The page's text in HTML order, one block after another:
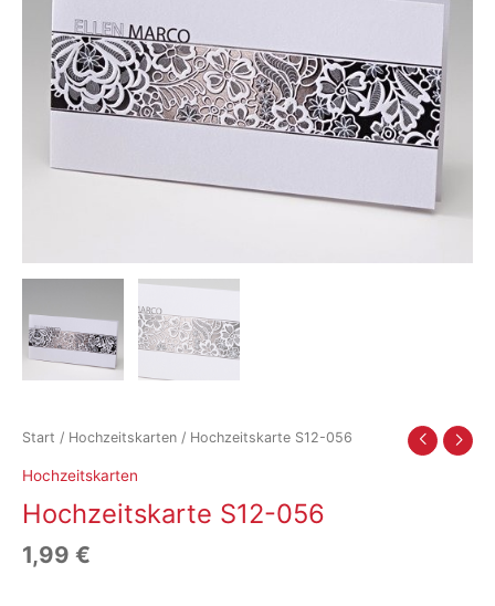
Start / Hochzeitskarten / Hochzeitskarte S12-056
Hochzeitskarten
Hochzeitskarte S12-056
1,99 €